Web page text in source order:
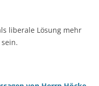
liberale Lösung mehr